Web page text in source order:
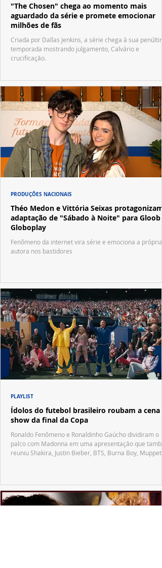
"The Chosen" chega ao momento mais
aguardado da série e promete emocionar
milhões de fãs
Criada por Dallas Jenkins, a série chega à sua
temporada mostrando julgamento, Calvário e
crucificação.
Théo Medon e Vittória Seixas protagonizam
adaptação de "Sábado à Noite" para Gloob e
Globoplay
Fenômeno da internet vira série e emociona a própria
autora nos bastidores
PRODUÇÕES NACIONAIS
Ídolos do futebol brasileiro roubam a cena
show da final da Copa
Ronaldo Fenômeno e Ronaldinho Gaúcho dividiram o
palco com Madonna em uma apresentação que
reuniu Shakira, Justin Bieber, BTS, Burna Boy, Muppets,
PLAYLIST